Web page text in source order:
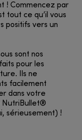
! Commencez par
tout ce qu’il vous
positifs vers un
sont nos
pour les
Ils ne
facilement
dans votre
NutriBullet®
sérieusement) !